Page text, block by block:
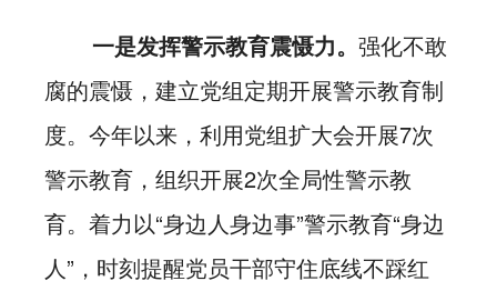
一是发挥警示教育震慑力。 强化不敢
腐的震慑，建立党组定期开展警示教育制
度。今年以来，利用党组扩大会开展7次
警示教育，组织开展2次全局性警示教
育。着力以“身边人身边事”警示教育“身边
人”，时刻提醒党员干部守住底线不踩红